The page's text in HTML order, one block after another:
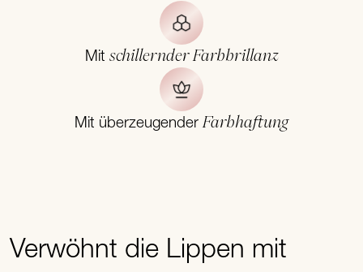
Mit schillernder Farbbrillanz
Mit überzeugenderFarbhaftung
Verwöhnt die Lippen mit